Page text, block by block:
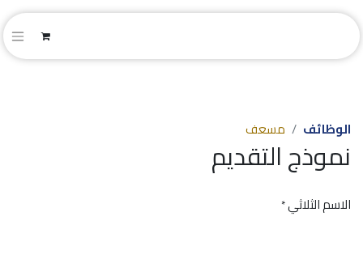
الوظائف مسعف
نموذج التقديم
الاسم الثلاثي*